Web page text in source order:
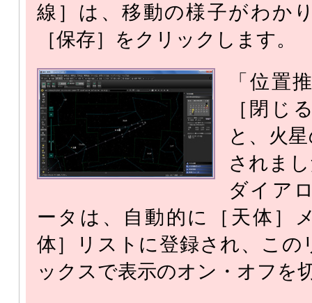
線］は、移動の様子がわか
［保存］をクリックします。
「位置
［閉じ
と、火
されま
ダイア
ータは、自動的に［天体］
体］リストに登録され、この
ックスで表示のオン・オフを